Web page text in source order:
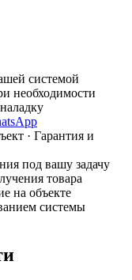
системой
необходимости
· Гарантия и
под вашу задачу
товара
на объекте
системы